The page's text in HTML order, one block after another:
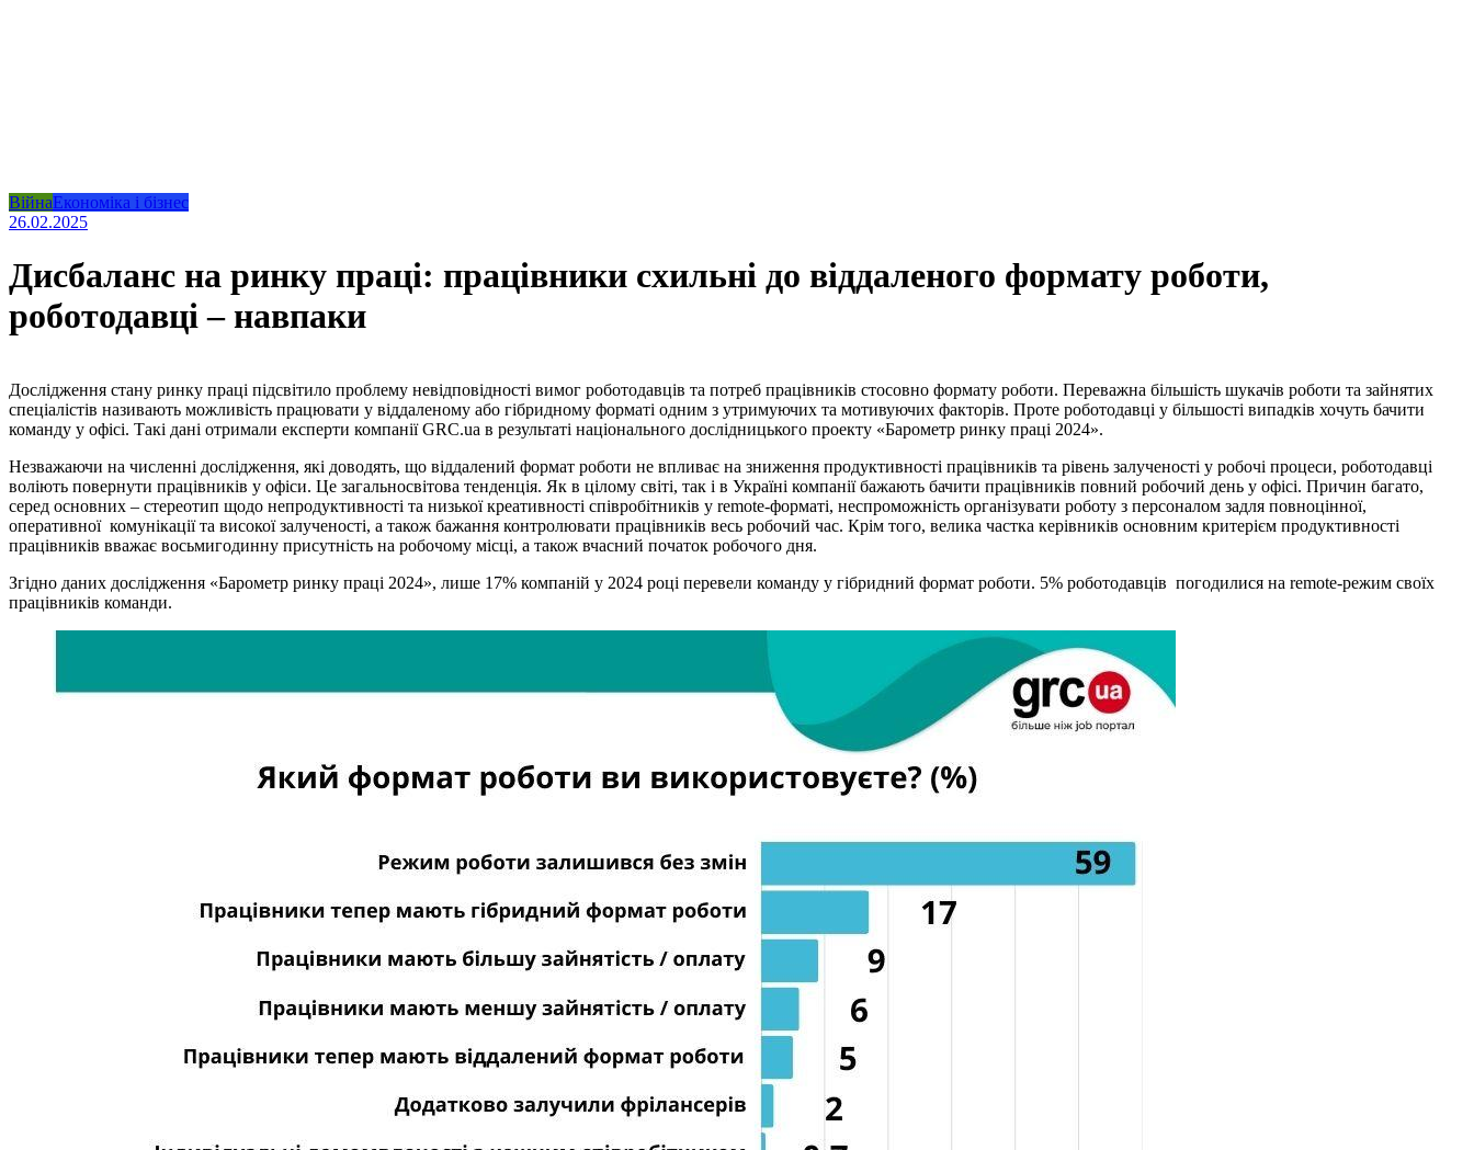
ВійнаЕкономіка і бізнес
26.02.2025
Дисбаланс на ринку праці: працівники схильні до віддаленого формату роботи,
роботодавці – навпаки
Дослідження стану ринку праці підсвітило проблему невідповідності вимог роботодавців та потреб працівників стосовно формату роботи. Переважна більшість шукачів роботи та зайнятих
спеціалістів називають можливість працювати у віддаленому або гібридному форматі одним з утримуючих та мотивуючих факторів. Проте роботодавці у більшості випадків хочуть бачити
команду у офісі. Такі дані отримали експерти компанії GRC.ua в результаті національного дослідницького проекту «Барометр ринку праці 2024».
Незважаючи на численні дослідження, які доводять, що віддалений формат роботи не впливає на зниження продуктивності працівників та рівень залученості у робочі процеси, роботодавці
воліють повернути працівників у офіси. Це загальносвітова тенденція. Як в цілому світі, так і в Україні компанії бажають бачити працівників повний робочий день у офісі. Причин багато,
серед основних – стереотип щодо непродуктивності та низької креативності співробітників у remote-форматі, неспроможність організувати роботу з персоналом задля повноцінної,
оперативної комунікації та високої залученості, а також бажання контролювати працівників весь робочий час. Крім того, велика частка керівників основним критерієм продуктивності
працівників вважає восьмигодинну присутність на робочому місці, а також вчасний початок робочого дня.
Згідно даних дослідження «Барометр ринку праці 2024», лише 17% компаній у 2024 році перевели команду у гібридний формат роботи. 5% роботодавців погодилися на remote-режим своїх
працівників команди.